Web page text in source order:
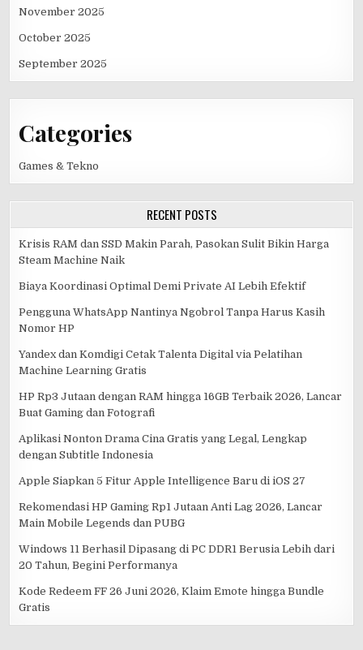
November 2025
October 2025
September 2025
Categories
Games & Tekno
RECENT POSTS
Krisis RAM dan SSD Makin Parah, Pasokan Sulit Bikin Harga
Steam Machine Naik
Biaya Koordinasi Optimal Demi Private AI Lebih Efektif
Pengguna WhatsApp Nantinya Ngobrol Tanpa Harus Kasih
Nomor HP
Yandex dan Komdigi Cetak Talenta Digital via Pelatihan
Machine Learning Gratis
HP Rp3 Jutaan dengan RAM hingga 16GB Terbaik 2026, Lancar
Buat Gaming dan Fotografi
Aplikasi Nonton Drama Cina Gratis yang Legal, Lengkap
dengan Subtitle Indonesia
Apple Siapkan 5 Fitur Apple Intelligence Baru di iOS 27
Rekomendasi HP Gaming Rp1 Jutaan Anti Lag 2026, Lancar
Main Mobile Legends dan PUBG
Windows 11 Berhasil Dipasang di PC DDR1 Berusia Lebih dari
20 Tahun, Begini Performanya
Kode Redeem FF 26 Juni 2026, Klaim Emote hingga Bundle
Gratis